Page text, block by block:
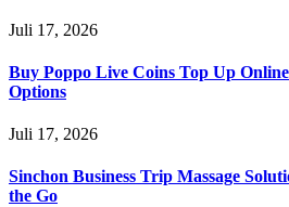
Juli 17, 2026
Buy Poppo Live Coins Top Up
Options
Juli 17, 2026
Sinchon Business Trip Massage
the Go